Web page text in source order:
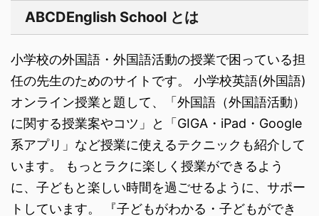
ABCDEnglish School とは
小学校の外国語・外国語活動の授業で困っている担
任の先生のためのサイトです。 小学校英語(外国語)
オンライン授業と題して、「外国語（外国語活動）
に関する授業案やコツ」と「GIGA・iPad・Google
系アプリ」など授業に使えるテクニックも紹介して
います。 もっとラクに楽しく授業ができるよう
に、子どもと楽しい時間を過ごせるように、サポー
トしています。 『子どもがわかる・子どもができ